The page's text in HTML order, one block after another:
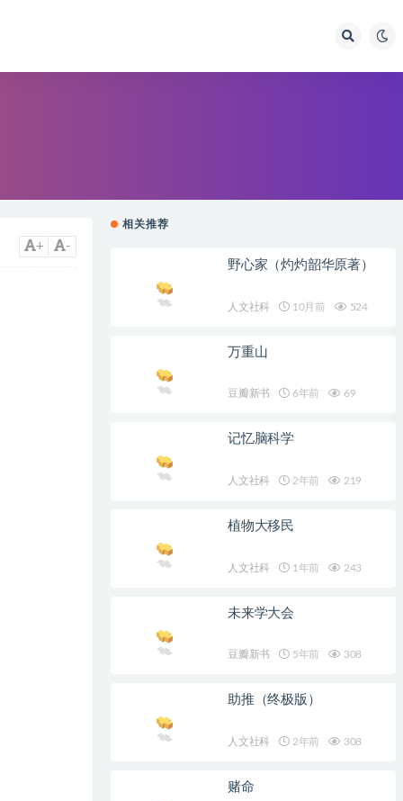
+ -
相关推荐
野心家（灼灼韶华原著）
人文社科 10月前 524
万重山
豆瓣新书 6年前 69
记忆脑科学
人文社科 2年前 219
植物大移民
人文社科 1年前 243
未来学大会
豆瓣新书 5年前 308
助推（终极版）
人文社科 2年前 308
赌命